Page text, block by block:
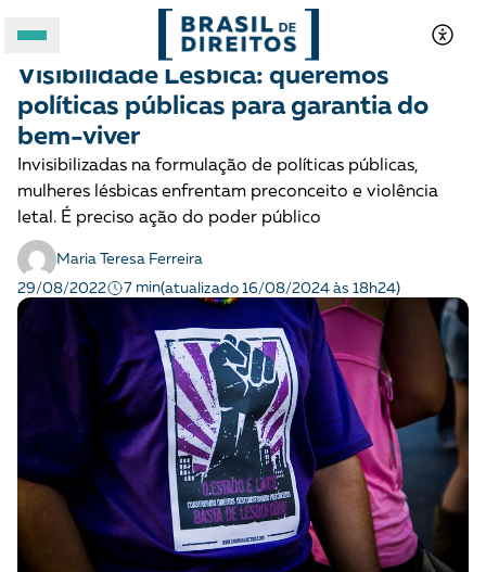
A BRASIL DE DIREITOS
FORMATOS
Apoie a Brasil de Direitos
A [BD] conta as histórias de quem defende
direitos humanos no Brasil. Para continuar,
esse trabalho precisa da sua doação!
Opinião
Visibilidade Lésbica: queremos
políticas públicas para garantia do
bem-viver
Invisibilizadas na formulação de políticas públicas,
mulheres lésbicas enfrentam preconceito e violência
letal. É preciso ação do poder público
Maria Teresa Ferreira
29/08/2022
7 min(atualizado 16/08/2024 às 18h24)